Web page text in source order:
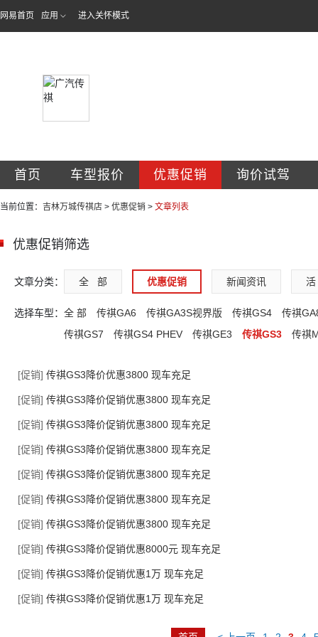
网易首页 应用 进入关怀模式
首页 车型报价 优惠促销 询价试驾
当前位置： 吉林万城传祺店 > 优惠促销 > 文章列表
优惠促销筛选
文章分类： 全   部 优惠促销 新闻资讯 活
选择车型： 全 部 传祺GA6 传祺GA3S视界版 传祺GS4
传祺
传祺GS7
传祺GS4 PHEV 传祺GE3 传祺GS3 传祺
[促销] 传祺GS3降价优惠3800 现车充足
[促销] 传祺GS3降价促销优惠3800 现车充足
[促销] 传祺GS3降价促销优惠3800 现车充足
[促销] 传祺GS3降价促销优惠3800 现车充足
[促销] 传祺GS3降价促销优惠3800 现车充足
[促销] 传祺GS3降价促销优惠3800 现车充足
[促销] 传祺GS3降价促销优惠3800 现车充足
[促销] 传祺GS3降价促销优惠8000元 现车充足
[促销] 传祺GS3降价促销优惠1万 现车充足
[促销] 传祺GS3降价促销优惠1万 现车充足